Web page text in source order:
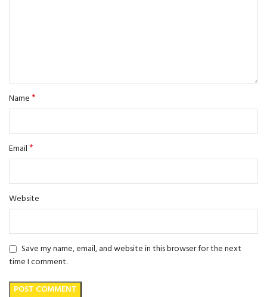
Name*
Email*
Website
Save my name, email, and website in this browser for the next
time I comment.